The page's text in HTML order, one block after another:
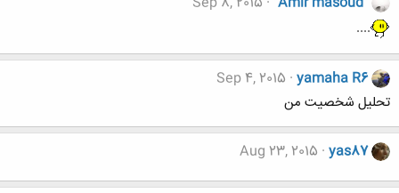
....
yamaha R6
Sep 4, 2015
تحلیل شخصیت من
yas87
Aug 23, 2015